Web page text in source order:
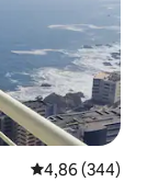
4,86 av 5 i
4,86 (344)